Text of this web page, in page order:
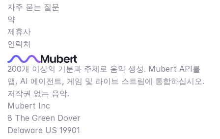
자주 묻는 질문
약
제휴사
연락처
200개 이상의 기분과 주제로 음악 생성. Mubert API를
앱, AI 에이전트, 게임 및 라이브 스트림에 통합하십시오.
저작권 없는 음악.
Mubert Inc
8 The Green Dover
Delaware US 19901​